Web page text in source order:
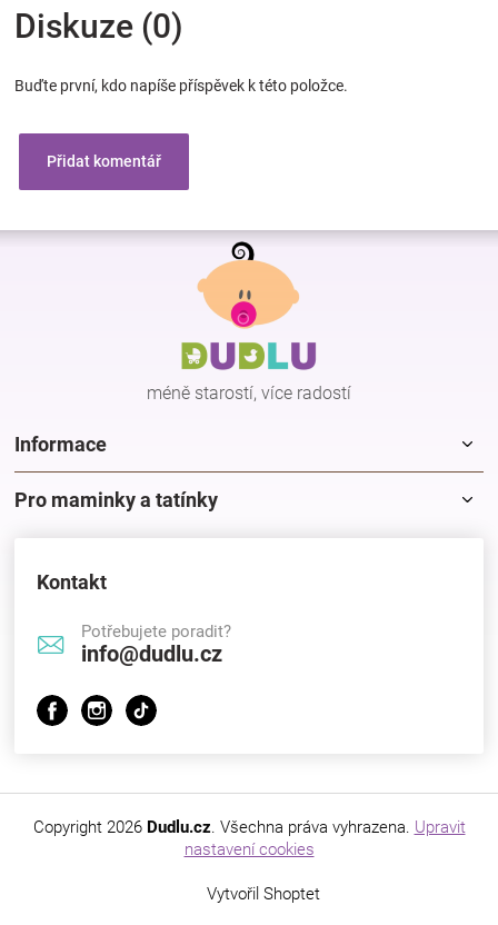
Diskuze (0)
Buďte první, kdo napíše příspěvek k této položce.
Přidat komentář
Z
méně starostí, více radostí
Informace
Pro maminky a tatínky
Kontakt
Potřebujete poradit?
info@dudlu.cz
Vytvořil Shoptet
Copyright 2026 Dudlu.cz. Všechna práva vyhrazena. Upravit
nastavení cookies